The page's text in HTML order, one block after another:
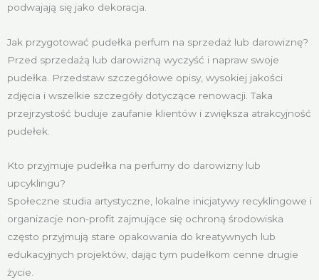
podwajają się jako dekoracja.
Jak przygotować pudełka perfum na sprzedaż lub darowiznę?
Przed sprzedażą lub darowizną wyczyść i napraw swoje
pudełka. Przedstaw szczegółowe opisy, wysokiej jakości
zdjęcia i wszelkie szczegóły dotyczące renowacji. Taka
przejrzystość buduje zaufanie klientów i zwiększa atrakcyjność
pudełek.
Kto przyjmuje pudełka na perfumy do darowizny lub
upcyklingu?
Społeczne studia artystyczne, lokalne inicjatywy recyklingowe i
organizacje non-profit zajmujące się ochroną środowiska
często przyjmują stare opakowania do kreatywnych lub
edukacyjnych projektów, dając tym pudełkom cenne drugie
życie.